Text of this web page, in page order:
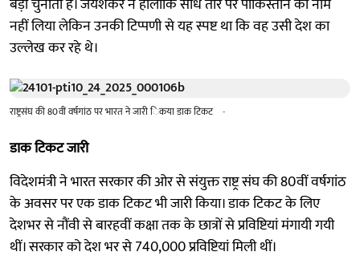
नहीं लिया लेकिन उनकी टिप्पणी से यह स्पष्ट था कि वह उसी देश का
उल्लेख कर रहे थे।
राष्ट्रसंघ की 80वीं वर्षगांठ पर भारत ने जारी िकया डाक टिकट -
डाक टिकट जारी
विदेशमंत्री ने भारत सरकार की ओर से संयुक्त राष्ट्र संघ की 80वीं वर्षगांठ
के अवसर पर एक डाक टिकट भी जारी किया। डाक टिकट के लिए
देशभर से नौंवी से बारहवीं कक्षा तक के छात्रों से प्रविष्टियां मंगायी गयी
थीं। सरकार को देश भर से 740,000 प्रविष्टियां मिली थीं।